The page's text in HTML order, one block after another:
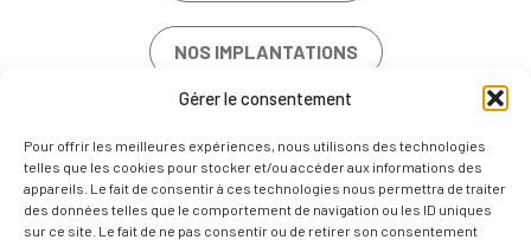
Gérer le consentement
Pour offrir les meilleures expériences, nous utilisons des technologies
telles que les cookies pour stocker et/ou accéder aux informations des
appareils. Le fait de consentir à ces technologies nous permettra de traiter
des données telles que le comportement de navigation ou les ID uniques
sur ce site. Le fait de ne pas consentir ou de retirer son consentement
NOS IMPLANTATIONS